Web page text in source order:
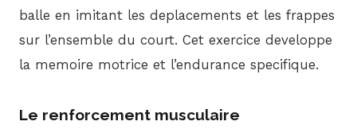
balle en imitant les deplacements et les frappes
sur l’ensemble du court. Cet exercice developpe
la memoire motrice et l’endurance specifique.
Le renforcement musculaire